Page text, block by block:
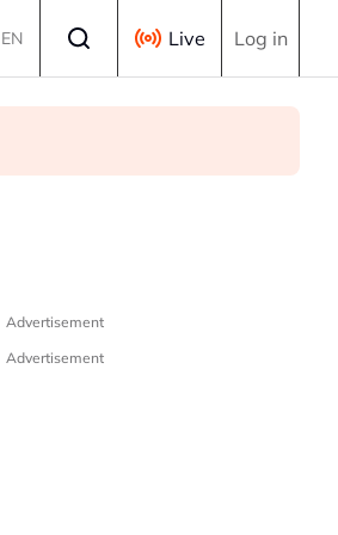
EN Live Log in
Advertisement
Advertisement